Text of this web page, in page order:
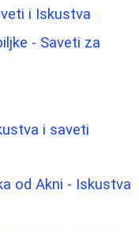
i Iskustva
- Saveti za
i saveti
od Akni - Iskustva